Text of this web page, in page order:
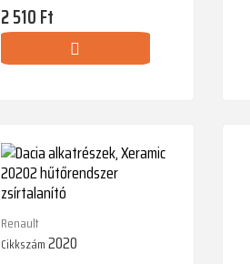
Ár
2 510 Ft
Renault
Cikkszám2020